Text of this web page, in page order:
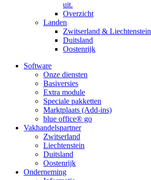
uit.
Overzicht
Landen
Zwitserland & Liechtenstein
Duitsland
Oostenrijk
Software
Onze diensten
Basiversies
Extra module
Speciale pakketten
Marktplaats (Add-ins)
blue office® go
Vakhandelspartner
Zwitserland
Liechtenstein
Duitsland
Oostenrijk
Onderneming